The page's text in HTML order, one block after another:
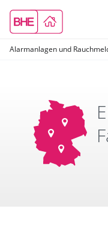
Alarmanlagen und